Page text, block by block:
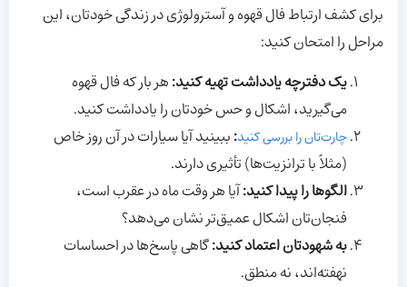
برای کشف ارتباط فال قهوه و آسترولوژی در زندگی خودتان، این
مراحل را امتحان کنید:
یک دفترچه یادداشت تهیه کنید:هر بار که فال قهوه
می‌گیرید، اشکال و حس خودتان را یادداشت کنید.
چارت‌تان را بررسی کنید:ببینید آیا سیارات در آن روز خاص
(مثلاً با ترانزیت‌ها) تأثیری دارند.
الگوها را پیدا کنید:آیا هر وقت ماه در عقرب است،
فنجان‌تان اشکال عمیق‌تر نشان می‌دهد؟
به شهودتان اعتماد کنید:گاهی پاسخ‌ها در احساسات
نهفته‌اند، نه منطق.